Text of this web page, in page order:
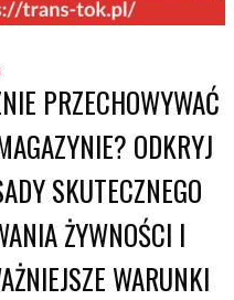
PRZECHOWYWAĆ
ODKRYJ
SKUTECZNEGO
ŻYWNOŚCI I
WARUNKI